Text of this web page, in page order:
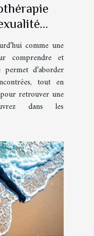
?
comme une
comprendre et
d’aborder
tout en
retrouver une
dans les